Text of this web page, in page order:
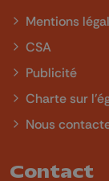
Mentions
CSA
Publicité
Charte sur
Nous
Contact